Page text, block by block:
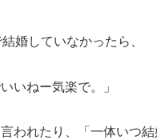
婚していなかったら、
いねー気楽で。」
われたり、「一体いつ